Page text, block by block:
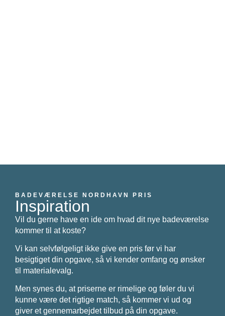
BADEVÆRELSE NORDHAVN PRIS
Inspiration
Vil du gerne have en ide om hvad dit nye badeværelse
kommer til at koste?
Vi kan selvfølgeligt ikke give en pris før vi har
besigtiget din opgave, så vi kender omfang og ønsker
til materialevalg.
Men synes du, at priserne er rimelige og føler du vi
kunne være det rigtige match, så kommer vi ud og
giver et gennemarbejdet tilbud på din opgave.